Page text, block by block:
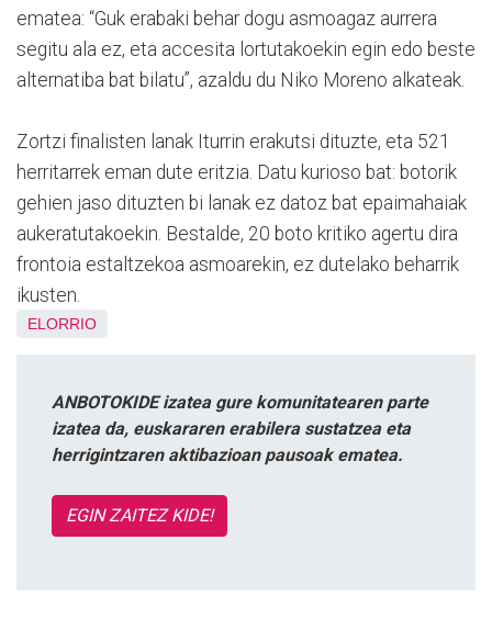
ematea: “Guk erabaki behar dogu asmoagaz aurrera
segitu ala ez, eta accesita lortutakoekin egin edo beste
alternatiba bat bilatu”, azaldu du Niko Moreno alkateak.
Zortzi finalisten lanak Iturrin erakutsi dituzte, eta 521
herritarrek eman dute eritzia. Datu kurioso bat: botorik
gehien jaso dituzten bi lanak ez datoz bat epaimahaiak
aukeratutakoekin. Bestalde, 20 boto kritiko agertu dira
frontoia estaltzekoa asmoarekin, ez dutelako beharrik
ikusten.
ELORRIO
ANBOTOKIDE izatea gure komunitatearen parte
izatea da, euskararen erabilera sustatzea eta
herrigintzaren aktibazioan pausoak ematea.
EGIN ZAITEZ KIDE!